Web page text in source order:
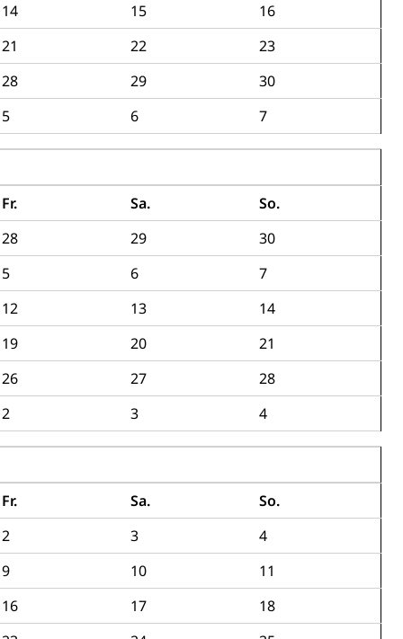
14 15
16
21 22
23
28 29
30
5 6 7
Fr. Sa.
So.
28 29
30
5 6
7
12 13
14
19 20
21
26 27
28
2 3 4
Fr. Sa.
So.
2 3
4
9 10
11
16 17
18
im Kanton Luzern
(GEO-Portal rawi)
Windenergie, Wasserkraft, Sonnenenergie,